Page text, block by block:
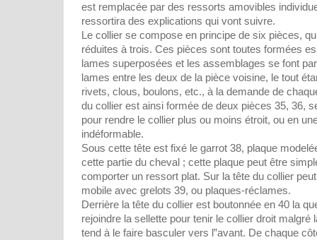
est remplacée par des ressorts amovibles
ressortira des explications qui vont suivre.
Le collier se compose en principe de six pièces,
réduites à trois. Ces pièces sont toutes formées
lames superposées et les assemblages se font
lames entre les deux de la pièce voisine, le tout
rivets, clous, boulons, etc., à la demande de
du collier est ainsi formée de deux pièces 35, 36,
pour rendre le collier plus ou moins étroit, ou en
indéformable.
Sous cette tête est fixé le garrot 38, plaque
cette partie du cheval ; cette plaque peut être
comporter un ressort plat. Sur la tête du collier
mobile avec grelots 39, ou plaques-réclames.
Derrière la tête du collier est boutonnée en 40 la
rejoindre la sellette pour tenir le collier droit malgré
tend à le faire basculer vers l”avant. De chaque